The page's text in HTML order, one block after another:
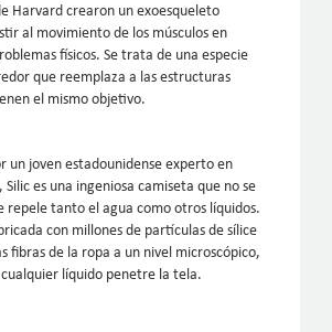
Harvard crearon un exoesqueleto
al movimiento de los músculos en
físicos. Se trata de una especie
que reemplaza a las estructuras
el mismo objetivo.
un joven estadounidense experto en
es una ingeniosa camiseta que no se
repele tanto el agua como otros líquidos.
con millones de partículas de sílice
fibras de la ropa a un nivel microscópico,
líquido penetre la tela.